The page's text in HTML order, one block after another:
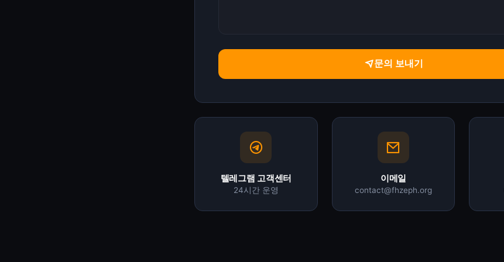
문의 보내기
텔레그램 고객센터
24시간 운영
이메일
contact@fhzeph.org